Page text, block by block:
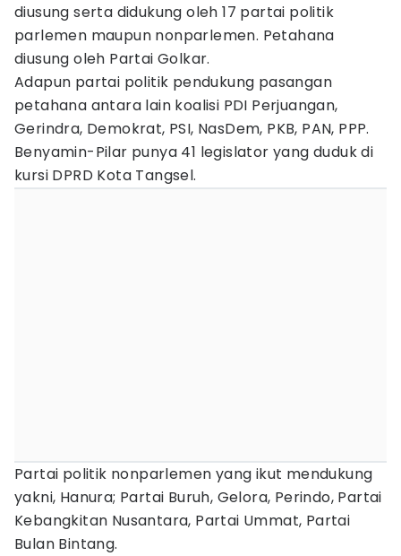
diusung serta didukung oleh 17 partai politik
parlemen maupun nonparlemen. Petahana
diusung oleh Partai Golkar.
Adapun partai politik pendukung pasangan
petahana antara lain koalisi PDI Perjuangan,
Gerindra, Demokrat, PSI, NasDem, PKB, PAN, PPP.
Benyamin-Pilar punya 41 legislator yang duduk di
kursi DPRD Kota Tangsel.
Partai politik nonparlemen yang ikut mendukung
yakni, Hanura; Partai Buruh, Gelora, Perindo, Partai
Kebangkitan Nusantara, Partai Ummat, Partai
Bulan Bintang.